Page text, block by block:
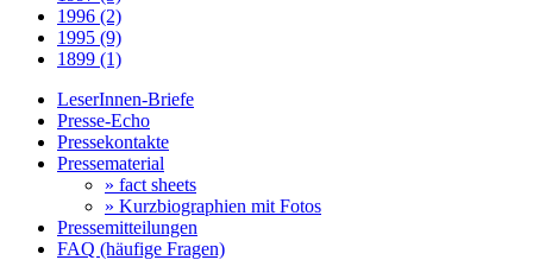
1996 (2)
1995 (9)
1899 (1)
LeserInnen-Briefe
Presse-Echo
Pressekontakte
Pressematerial
» fact sheets
» Kurzbiographien mit Fotos
Pressemitteilungen
FAQ (häufige Fragen)